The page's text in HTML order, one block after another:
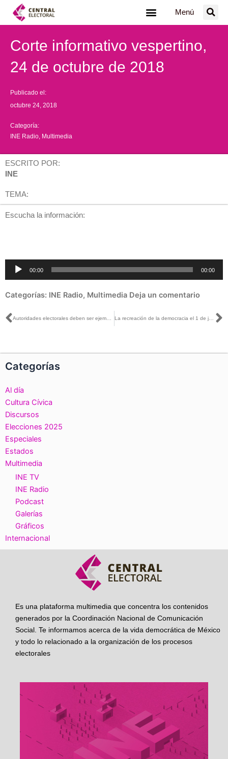
Menú
Corte informativo vespertino,
24 de octubre de 2018
Publicado el:
octubre 24, 2018
Categoría:
INE Radio Multimedia
ESCRITO POR:
INE
TEMA:
Escucha la información:
Reproductor
00:00 00:00
Categorías: INE Radio, Multimedia Deja un comentario
Ant La recreación de la democracia el 1 de julio, fue resultado de un largo proceso democrático y de construcción institucional: Lorenzo Córdova
Categorías
Al día
Cultura Cívica
Discursos
Elecciones 2025
Especiales
Estados
Multimedia
INE TV
INE Radio
Podcast
Galerías
Gráficos
Internacional
Es una plataforma multimedia que concentra los contenidos
generados por la Coordinación Nacional de Comunicación
Social. Te informamos acerca de la vida democrática de México
y todo lo relacionado a la organización de los procesos
electorales